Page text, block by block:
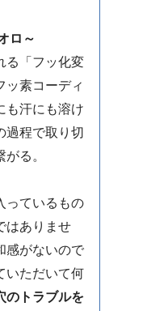
ロ～
る「フッ化変
ッ素コーディ
も汗にも溶け
過程で取り切
る。
っているもの
はありませ
感がないので
いただいて何
のトラブルを